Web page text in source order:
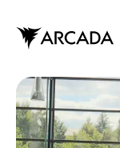
huvudinnehåll